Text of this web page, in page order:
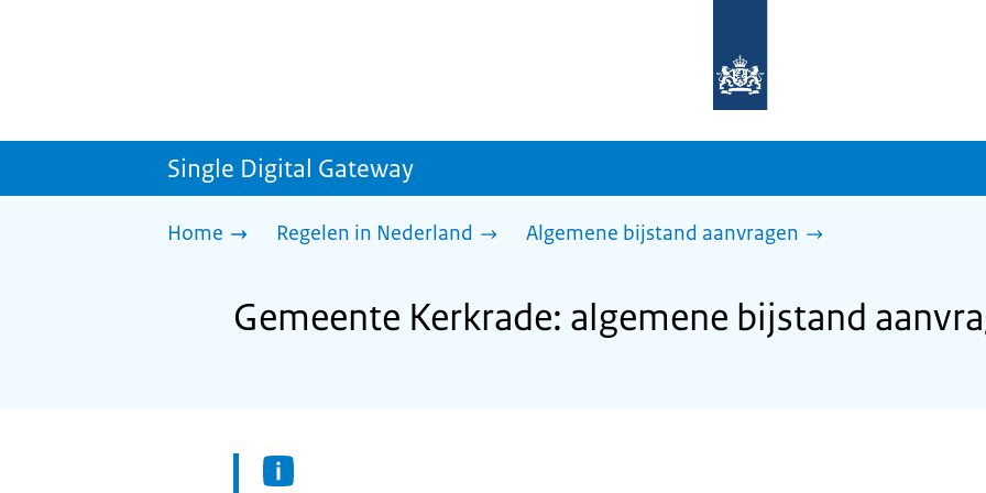
homepage
sdg.rijksoverheid.nl
Single Digital Gateway
Home Regelen in Nederland Algemene bijstand aanvragen
Gemeente Kerkrade: algemene bijstand